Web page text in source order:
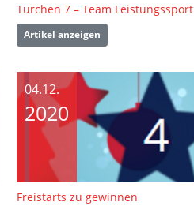
Türchen 7 – Team Leistungssport
Artikel anzeigen
04.12.
2020
Freistarts zu gewinnen